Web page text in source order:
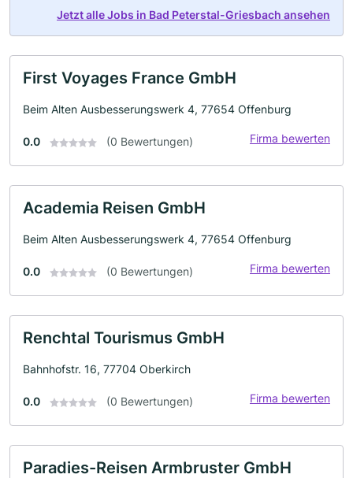
Jetzt alle Jobs in Bad Peterstal-Griesbach ansehen
First Voyages France GmbH
Beim Alten Ausbesserungswerk 4, 77654 Offenburg
0.0 (0 Bewertungen) Firma bewerten
Academia Reisen GmbH
Beim Alten Ausbesserungswerk 4, 77654 Offenburg
0.0 (0 Bewertungen) Firma bewerten
Renchtal Tourismus GmbH
Bahnhofstr. 16, 77704 Oberkirch
0.0 (0 Bewertungen) Firma bewerten
Paradies-Reisen Armbruster GmbH